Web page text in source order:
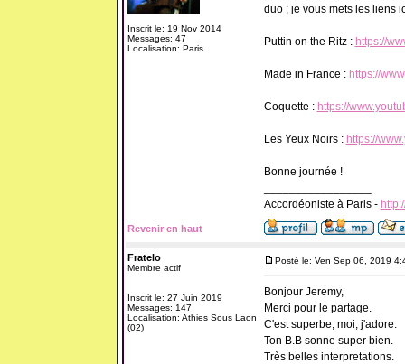
Inscrit le: 19 Nov 2014
Messages: 47
Localisation: Paris
duo ; je vous mets les liens
Puttin on the Ritz : https://
Made in France : https://
Coquette : https://
Les Yeux Noirs : https://
Bonne journée !
Accordéoniste à Paris -
Revenir en haut
Fratelo
Membre actif
Inscrit le: 27 Juin 2019
Messages: 147
Localisation: Athies Sous Laon
(02)
Posté le: Ven Sep 06, 2019
Bonjour Jeremy,
Merci pour le partage.
C'est superbe, moi, j'adore.
Ton B.B sonne super bien.
Très belles interpretations.